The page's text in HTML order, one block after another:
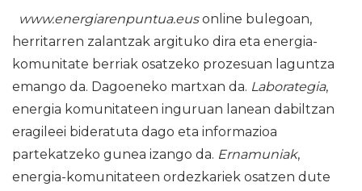
www.energiarenpuntua.eusonline bulegoan,
herritarren zalantzak argituko dira eta energia-
komunitate berriak osatzeko prozesuan laguntza
emango da. Dagoeneko martxan da. Laborategia,
energia komunitateen inguruan lanean dabiltzan
eragileei bideratuta dago eta informazioa
partekatzeko gunea izango da. Ernamuniak,
energia-komunitateen ordezkariek osatzen dute